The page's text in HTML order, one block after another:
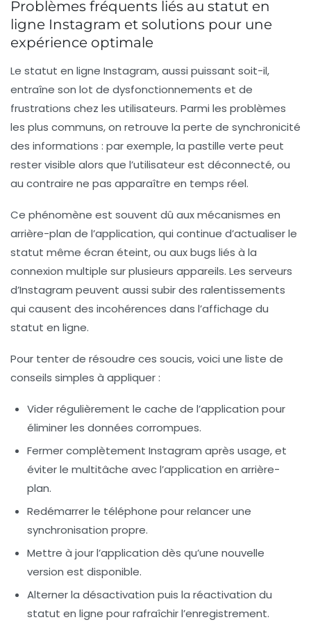
Problèmes fréquents liés au statut en
ligne Instagram et solutions pour une
expérience optimale
Le statut en ligne Instagram, aussi puissant soit-il,
entraîne son lot de dysfonctionnements et de
frustrations chez les utilisateurs. Parmi les problèmes
les plus communs, on retrouve la perte de synchronicité
des informations : par exemple, la pastille verte peut
rester visible alors que l’utilisateur est déconnecté, ou
au contraire ne pas apparaître en temps réel.
Ce phénomène est souvent dû aux mécanismes en
arrière-plan de l’application, qui continue d’actualiser le
statut même écran éteint, ou aux bugs liés à la
connexion multiple sur plusieurs appareils. Les serveurs
d’Instagram peuvent aussi subir des ralentissements
qui causent des incohérences dans l’affichage du
statut en ligne.
Pour tenter de résoudre ces soucis, voici une liste de
conseils simples à appliquer :
Vider régulièrement le cache de l’application pour
éliminer les données corrompues.
Fermer complètement Instagram après usage, et
éviter le multitâche avec l’application en arrière-
plan.
Redémarrer le téléphone pour relancer une
synchronisation propre.
Mettre à jour l’application dès qu’une nouvelle
version est disponible.
Alterner la désactivation puis la réactivation du
statut en ligne pour rafraîchir l’enregistrement.